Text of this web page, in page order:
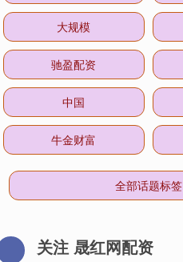
大规模
驰盈配资
中国
牛金财富
全部话题标签
关注 晟红网配资